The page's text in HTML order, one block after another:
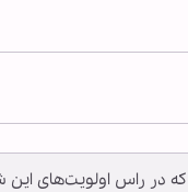
در راس اولویت‌های